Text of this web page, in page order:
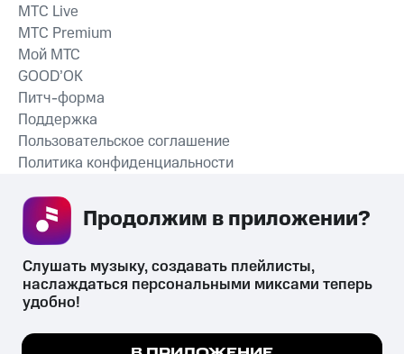
СКАЧАТЬ ПРИЛОЖЕНИЕ
MTС Live
MTС Premium
Мой МТС
GOOD’OK
Питч-форма
Поддержка
Пользовательское соглашение
Политика конфиденциальности
психотропных веществ, их аналогов причиняет вред здоровью,
Мы используем куки, чтобы на сайте все
Слушать музыку, создавать плейлисты,
наслаждаться персональными миксами теперь
удобно!